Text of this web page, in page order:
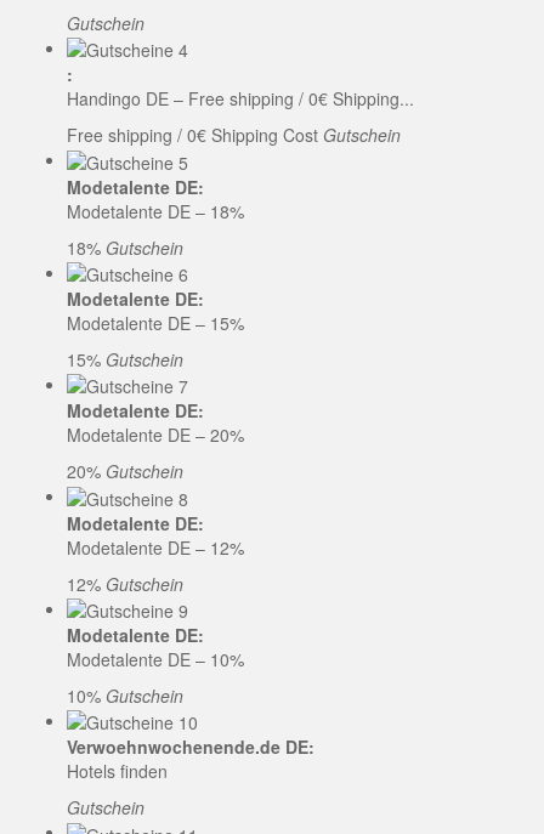
Gutschein
:
Handingo DE – Free shipping / 0€ Shipping...
Free shipping / 0€ Shipping Cost Gutschein
Modetalente DE:
Modetalente DE – 18%
18% Gutschein
Modetalente DE:
Modetalente DE – 15%
15% Gutschein
Modetalente DE:
Modetalente DE – 20%
20% Gutschein
Modetalente DE:
Modetalente DE – 12%
12% Gutschein
Modetalente DE:
Modetalente DE – 10%
10% Gutschein
Verwoehnwochenende.de DE:
Hotels finden
Gutschein